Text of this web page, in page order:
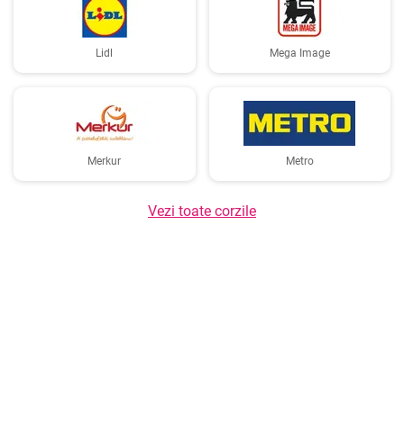
Lidl Mega Image
Merkur Metro
Vezi toate corzile